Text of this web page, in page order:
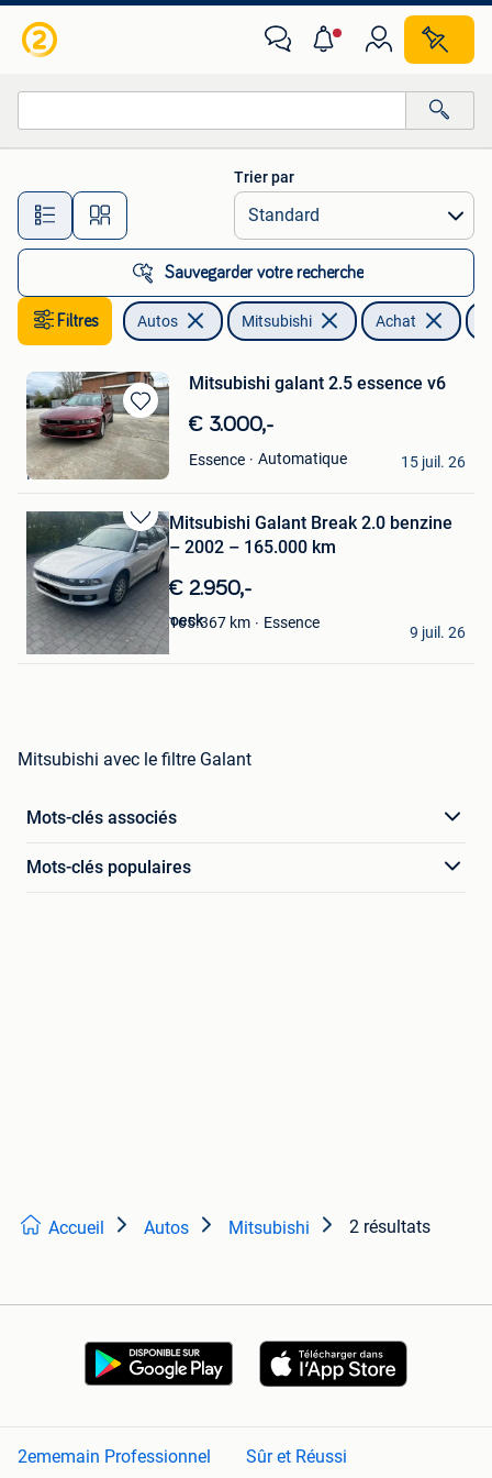
Toutes les distances…
Trier par
Sauvegarder votre recherche
Filtres Autos Mitsubishi Achat
Sauvegarder
dans
Mes
Favoris
Mitsubishi galant 2.5 essence v6
€ 3.000,-
Essence Automatique
Gui
Peruwelz
15 juil. 26
Sauvegarder
dans
Mes
Favoris
Mitsubishi Galant Break 2.0 benzine
– 2002 – 165.000 km
€ 2.950,-
165.367 km Essence
Wout Van Droogenbroeck
Diepenbeek
9 juil. 26
Mitsubishi avec le filtre Galant
Mots-clés associés
Mots-clés populaires
Accueil Autos Mitsubishi 2 résultats
2ememain Professionnel Sûr et Réussi